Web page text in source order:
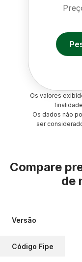
Os valores
Os dados não
ser
Compare
de
Versão
Código Fipe